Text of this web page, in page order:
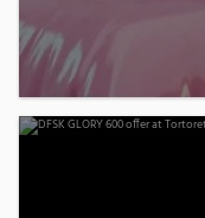
tempo vieni in